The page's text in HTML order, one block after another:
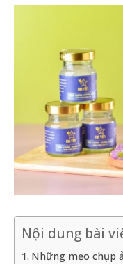
Nội dung bài
Những mẹo chụp